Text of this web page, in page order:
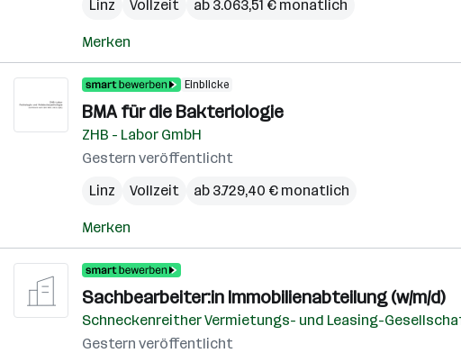
Linz
Vollzeit ab 3.063,51 € monatlich
Merken
Einblicke
BMA für die Bakteriologie
ZHB - Labor GmbH
Gestern veröffentlicht
Linz
Vollzeit ab 3.729,40 € monatlich
Merken
Sachbearbeiter:in Immobilienabteilung (w/m/d)
Schneckenreither Vermietungs- und Leasing-
Gestern veröffentlicht